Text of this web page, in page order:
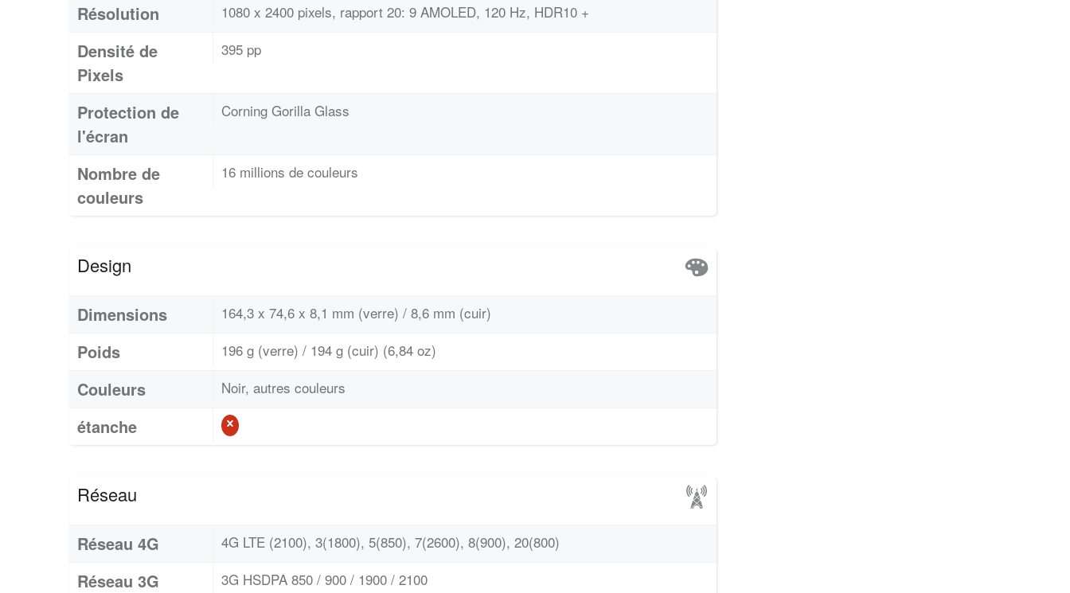
Résolution 1080 x 2400 pixels, rapport 20: 9 AMOLED, 120 Hz, HDR10 +
Densité de
Pixels
395 pp
Protection de
l'écran
Corning Gorilla Glass
Nombre de
couleurs
16 millions de couleurs
Design
Dimensions 164,3 x 74,6 x 8,1 mm (verre) / 8,6 mm (cuir)
Poids 196 g (verre) / 194 g (cuir) (6,84 oz)
Couleurs Noir, autres couleurs
étanche
Réseau
Réseau 4G 4G LTE (2100), 3(1800), 5(850), 7(2600), 8(900), 20(800)
Réseau 3G 3G HSDPA 850 / 900 / 1900 / 2100